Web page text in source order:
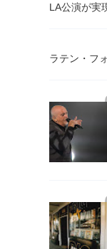
LA公演が実
ラテン・フ